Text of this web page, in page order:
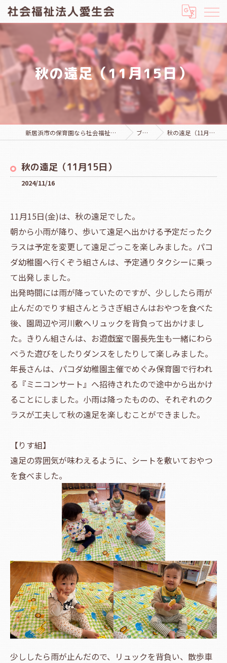
秋の遠足（11月15日）
新居浜市の保育園なら社会福祉法人愛生会 ブログ 秋の遠足（11月15日）
秋の遠足（11月15日）
2024/11/16
11月15日(金)は、秋の遠足でした。
朝から小雨が降り、歩いて遠足へ出かける予定だったク
ラスは予定を変更して遠足ごっこを楽しみました。パコ
ダ幼稚園へ行くぞう組さんは、予定通りタクシーに乗っ
て出発しました。
出発時間には雨が降っていたのですが、少ししたら雨が
止んだのでりす組さんとうさぎ組さんはおやつを食べた
後、園周辺や河川敷へリュックを背負って出かけまし
た。きりん組さんは、お遊戯室で園長先生も一緒にわら
べうた遊びをしたりダンスをしたりして楽しみました。
年長さんは、パコダ幼稚園主催でめぐみ保育園で行われ
る『ミニコンサート』へ招待されたので途中から出かけ
ることにしました。小雨は降ったものの、それぞれのク
ラスが工夫して秋の遠足を楽しむことができました。
【りす組】
遠足の雰囲気が味わえるように、シートを敷いておやつ
を食べました。
少ししたら雨が止んだので、リュックを背負い、散歩車